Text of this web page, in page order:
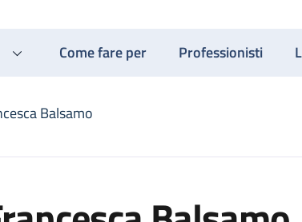
Come fare per Professionisti
Balsamo